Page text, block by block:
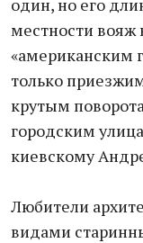
один, но его
местности вояж
«американским
только
крутым
городским
киевскому
Любители
видами